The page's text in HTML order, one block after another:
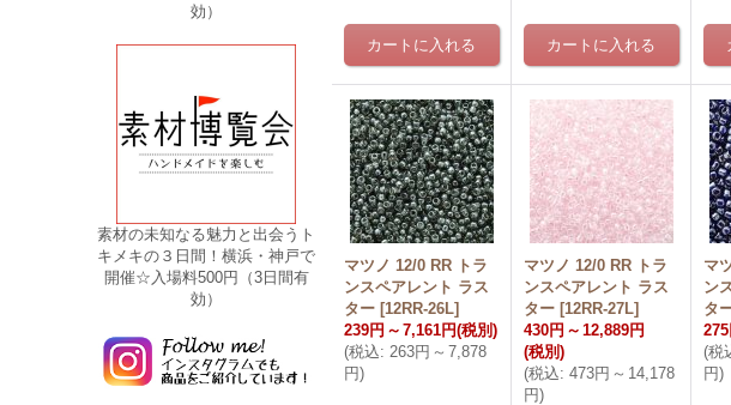
効）
素材の未知なる魅力と出会うト
キメキの３日間！横浜・神戸で
開催☆入場料500円（3日間有
効）
マツノ 12/0 RR トラ
ンスペアレント ラス
ター [12RR-26L]
239円 ～ 7,161円(税別)
(税込: 263円 ～ 7,878
円)
マツノ 12/0 RR トラ
ンスペアレント ラス
ター [12RR-27L]
430円 ～ 12,889円
(税別)
(税込: 473円 ～ 14,178
円)
マ
ン
タ
275
(税
円)